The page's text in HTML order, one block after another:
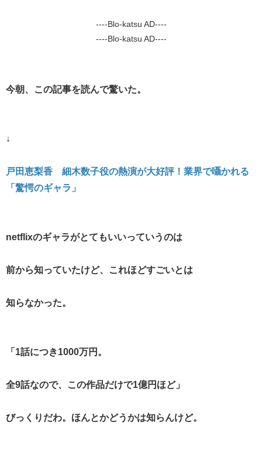
----Blo-katsu AD----
----Blo-katsu AD----
今朝、この記事を読んで驚いた。
↓
戸田恵梨香 細木数子役の熱演が大好評！業界で囁かれる
「驚愕のギャラ」
netflixのギャラがとてもいいっていうのは
前から知っていたけど、これほどすごいとは
知らなかった。
「1話につき1000万円。
全9話なので、この作品だけで1億円ほど」
びっくりだわ。ほんとかどうかは知らんけど。